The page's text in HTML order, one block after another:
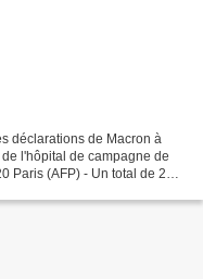
déclarations de Macron à
l'hôpital de campagne de
Paris (AFP) - Un total de 24,1